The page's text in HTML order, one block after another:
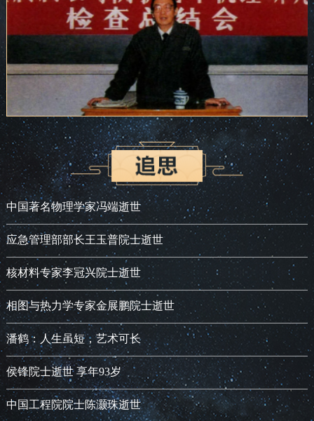
中国著名物理学家冯端逝世
应急管理部部长王玉普院士逝世
核材料专家李冠兴院士逝世
相图与热力学专家金展鹏院士逝世
潘鹤：人生虽短，艺术可长
侯锋院士逝世 享年93岁
中国工程院院士陈灏珠逝世